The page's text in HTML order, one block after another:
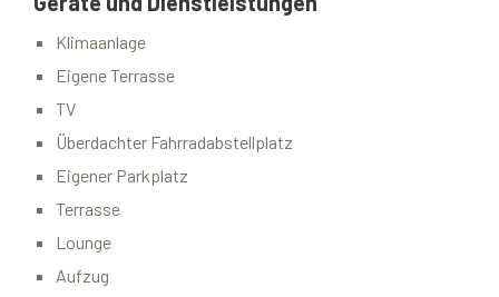
Klimaanlage
Eigene Terrasse
TV
Überdachter Fahrradabstellplatz
Eigener Parkplatz
Terrasse
Lounge
Aufzug